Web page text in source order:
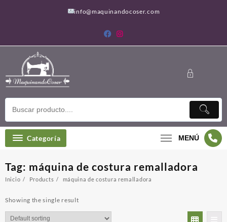
info@maquinandocoser.com
Categoría MENÚ
Tag: máquina de costura remalladora
Inicio Products máquina de costura remalladora
Showing the single result